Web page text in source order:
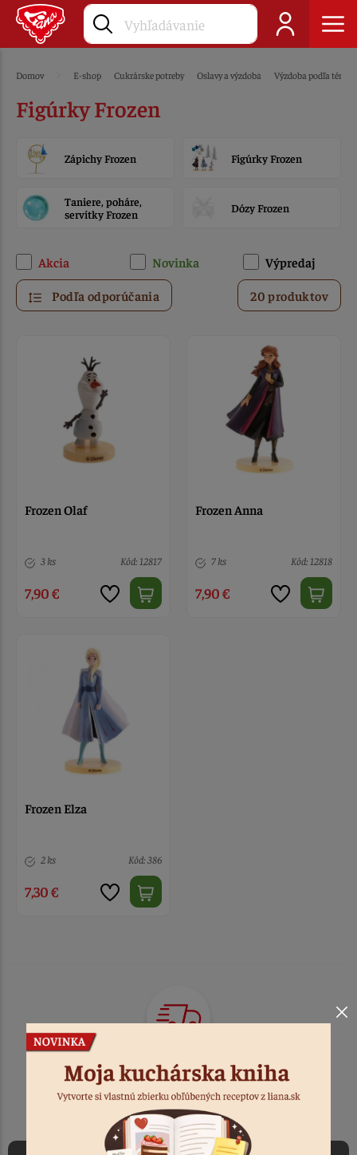
Domov E-shop Cukrárske potreby Oslavy a výzdoba Výzdoba podľa témy
Figúrky Frozen
Zápichy Frozen Figúrky Frozen
Taniere, poháre,
servítky Frozen
Dózy Frozen
Akcia Novinka Výpredaj
Podľa odporúčania 20 produktov
Frozen Olaf
3 ks Kód: 12817
7,90 €
Frozen Anna
7 ks Kód: 12818
7,90 €
Frozen Elza
2 ks Kód: 386
7,30 €
TOVAR ODOSIELAME
DO 1-2 PRACOVNÝCH DNÍ
OD PRIJATIA OBJEDNÁVKY